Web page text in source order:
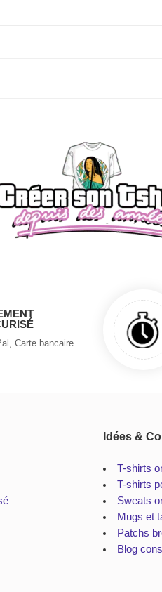
Carte bancaire
Idées &
T-shirts
T-shirts
Sweats
Mugs et
Patchs
Blog